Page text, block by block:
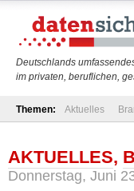
Deutschlands
im privaten, beruflichen,
Themen: Aktuelles
AKTUELLES,
Donnerstag, Juni